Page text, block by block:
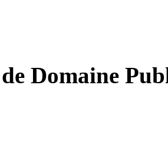
Domaine